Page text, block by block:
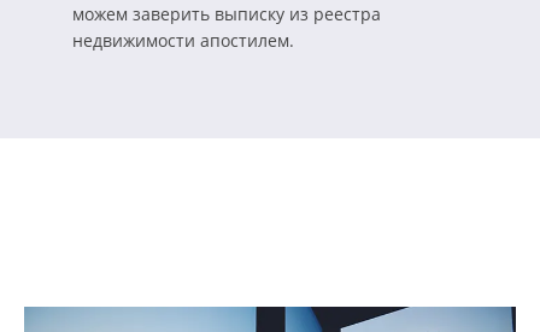
можем заверить выписку из реестра
недвижимости апостилем.